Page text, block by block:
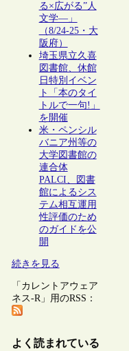
る×広がる”人
文学―」
（8/24-25・大
阪府）
埼玉県立久喜
図書館、休館
日特別イベン
ト「本のタイ
トルで一句!」
を開催
米・ペンシル
バニア州等の
大学図書館の
連合体
PALCI、図書
館によるシス
テム相互運用
性評価のため
のガイドを公
開
続きを見る
「カレントアウェア
ネス-R」用のRSS：
よく読まれている